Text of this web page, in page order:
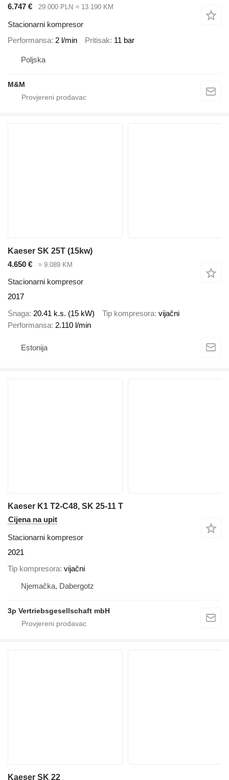
6.747 € 29.000 PLN ≈ 13.190 KM
Stacionarni kompresor
Performansa 2 l/min Pritisak 11 bar
Poljska
M&M
Kaeser SK 25T (15kw)
4.650 €
≈ 9.089 KM
Stacionarni kompresor
2017
Snaga 20.41 k.s. (15 kW) Tip kompresora vijačni
Performansa 2.110 l/min
Estonija
Kaeser K1 T2-C48, SK 25-11 T
Cijena na upit
Stacionarni kompresor
2021
Tip kompresora vijačni
Njemačka, Dabergotz
3p Vertriebsgesellschaft mbH
Kaeser SK 22